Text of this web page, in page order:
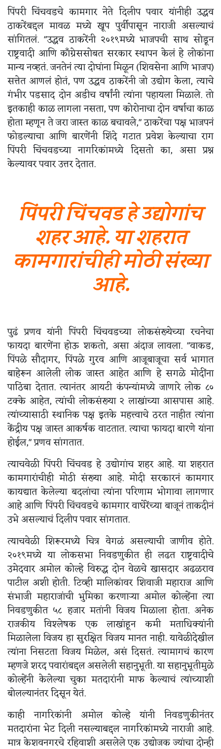
पिंपरी चिंचवडचे कामगार नेते दिलीप पवार यांनीही उद्धव
ठाकरेंबद्दल मावळ मध्ये खूप पुर्वीपासून नाराजी असल्याचं
सांगितलं. "उद्धव ठाकरेंनी २०१९मध्ये भाजपची साथ सोडून
राष्ट्रवादी आणि काँग्रेससोबत सरकार स्थापन केलं हे लोकांना
मान्य नव्हतं. जनतेनं त्या दोघांना मिळून (शिवसेना आणि भाजप)
सत्तेत आणलं होतं, पण उद्धव ठाकरेंनी जो उद्योग केला, त्याचे
गंभीर पडसाद दोन अडीच वर्षांनी त्यांना पहायला मिळाले. तो
इतकाही काळ लागला नसता, पण कोरोनाचा दोन वर्षाचा काळ
होता म्हणून ते जरा जास्त काळ बचावले," ठाकरेंचा पक्ष भाजपनं
फोडल्याचा आणि बारणेंनी शिंदे गटात प्रवेश केल्याचा राग
पिंपरी चिंचवडच्या नागरिकांमध्ये दिसतो का, असा प्रश्न
केल्यावर पवार उत्तर देतात.
पिंपरी चिंचवड हे उद्योगांच
शहर आहे. या शहरात
कामगारांचीही मोठी संख्या
आहे.
पुढं प्रणव यांनी पिंपरी चिंचवडच्या लोकसंख्येच्या रचनेचा
फायदा बारणेंना होऊ शकतो, असा अंदाज लावला. "वाकड,
पिंपळे सौदागर, पिंपळे गुरव आणि आजूबाजूचा सर्व भागात
बाहेरून आलेली लोक जास्त आहेत आणि हे सगळे मोदींना
पाठिंबा देतात. त्यानंतर आयटी कंपन्यांमध्ये जाणारे लोक ८०
टक्के आहेत, त्यांची लोकसंख्या २ लाखांच्या आसपास आहे.
त्यांच्यासाठी स्थानिक पक्ष इतके महत्त्वाचे ठरत नाहीत त्यांना
केंद्रीय पक्ष जास्त आकर्षक वाटतात. त्याचा फायदा बारणे यांना
होईल," प्रणव सांगतात.
त्याचवेळी पिंपरी चिंचवड हे उद्योगांच शहर आहे. या शहरात
कामगारांचीही मोठी संख्या आहे. मोदी सरकारनं कामगार
कायद्यात केलेल्या बदलांचा त्यांना परिणाम भोगावा लागणार
आहे आणि पिंपरी चिंचवडचे कामगार वाघेरेंच्या बाजूनं ताकदीनं
उभे असल्याचं दिलीप पवार सांगतात.
त्याचवेळी शिरूरमध्ये चित्र वेगळं असल्याची जाणीव होते.
२०१९मध्ये या लोकसभा निवडणुकीत ही लढत राष्ट्रवादीचे
उमेदवार अमोल कोल्हे विरुद्ध दोन वेळचे खासदार अढळराव
पाटील अशी होती. टिव्ही मालिकांवर शिवाजी महाराज आणि
संभाजी महाराजांची भुमिका करणाऱ्या अमोल कोल्हेंना त्या
निवडणुकीत ५८ हजार मतांनी विजय मिळाला होता. अनेक
राजकीय विश्लेषक एक लाखांहून कमी मताधिक्यांनी
मिळालेला विजय हा सुरक्षित विजय मानत नाही. यावेळीदेखील
त्यांना निसटता विजय मिळेल, असं दिसतं. त्यामागचं कारण
म्हणजे शरद पवारांबद्दल असलेली सहानुभूती. या सहानुभूतीमुळे
कोल्हेंनी केलेल्या चुका मतदारांनी माफ केल्याचं त्यांच्याशी
बोलल्यानंतर दिसून येतं.
काही नागरिकांनी अमोल कोल्हे यांनी निवडणुकीनंतर
मतदारांना भेट दिली नसल्याबद्दल नागरिकांमध्ये नाराजी आहे.
मात्र केशवनगरचे रहिवाशी असलेले एक उद्योजक ज्यांचा दोन्ही